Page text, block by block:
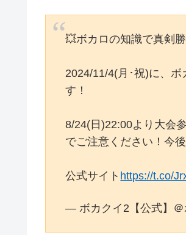
💥ボカロの知識で真剣
2024/11/4(月･祝)に、
す！
8/24(日)22:00より大会
でご注意ください！今
公式サイト https://t.co/
— ボカクイ2【公式】